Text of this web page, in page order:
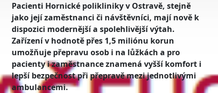
Pacienti Hornické polikliniky v Ostravě, stejně
jako její zaměstnanci či návštěvníci, mají nově k
dispozici modernější a spolehlivější výtah.
Zařízení v hodnotě přes 1,5 miliónu korun
umožňuje přepravu osob i na lůžkách a pro
pacienty i zaměstnance znamená vyšší komfort i
lepší bezpečnost při přepravě mezi jednotlivými
ambulancemi.